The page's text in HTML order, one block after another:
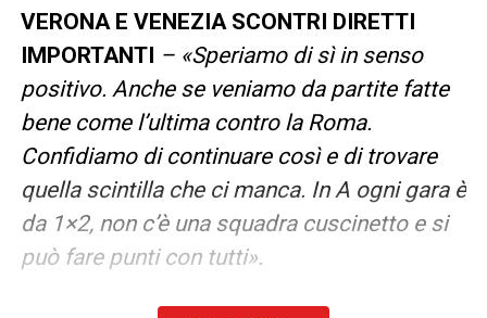
VERONA E VENEZIA SCONTRI DIRETTI
IMPORTANTI – «Speriamo di sì in senso
positivo. Anche se veniamo da partite fatte
bene come l’ultima contro la Roma.
Confidiamo di continuare così e di trovare
quella scintilla che ci manca. In A ogni gara è
da 1×2, non c’è una squadra cuscinetto e si
può fare punti con tutti».
COSA PORTA L’ESPERIENZA– «Mi aiuta a